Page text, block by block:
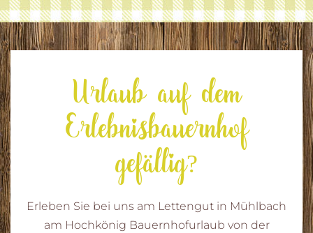
Urlaub auf dem
Erlebnisbauernhof
gefällig?
Erleben Sie bei uns am Lettengut in Mühlbach
am Hochkönig Bauernhofurlaub von der